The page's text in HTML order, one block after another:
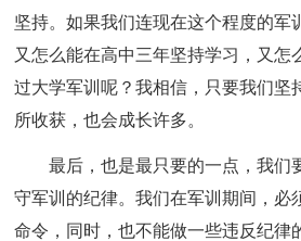
坚持。如果我们连现在这个程度的军
又怎么能在高中三年坚持学习，又怎
过大学军训呢？我相信，只要我们坚
所收获，也会成长许多。
最后，也是最只要的一点，我们
守军训的纪律。我们在军训期间，必
命令，同时，也不能做一些违反纪律